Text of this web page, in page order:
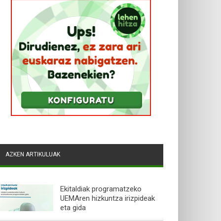
AZKEN ARTIKULUAK
Ekitaldiak programatzeko
UEMAren hizkuntza irizpideak
eta gida